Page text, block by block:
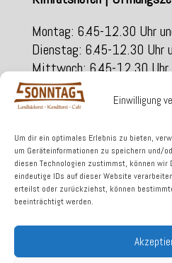
Einwilligung
Um dir ein optimales Erlebnis zu bieten,
um Geräteinformationen zu speichern und/
diesen Technologien zustimmst, können wir
eindeutige IDs auf dieser Website
erteilst oder zurückziehst, können
beeinträchtigt werden.
Montag: 6.45-12.30 Uhr
Dienstag: 6.45-12.30 Uhr
Mittwoch: 6.45-12.30
geschlossen
Donnerstag: 6.45-12.30
Samstag: 6.45-12.00 Uhr
Am Kirchberg 1
877452 Kimratshofen
Telefon 08373 / 987115
Fax 08330/911055